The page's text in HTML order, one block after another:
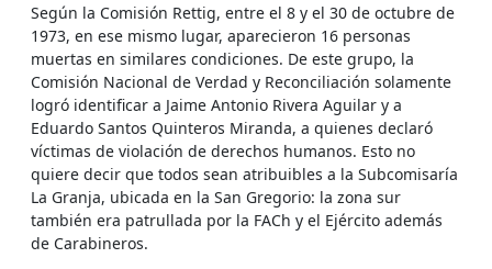
Según la Comisión Rettig, entre el 8 y el 30 de octubre de
1973, en ese mismo lugar, aparecieron 16 personas
muertas en similares condiciones. De este grupo, la
Comisión Nacional de Verdad y Reconciliación solamente
logró identificar a Jaime Antonio Rivera Aguilar y a
Eduardo Santos Quinteros Miranda, a quienes declaró
víctimas de violación de derechos humanos. Esto no
quiere decir que todos sean atribuibles a la Subcomisaría
La Granja, ubicada en la San Gregorio: la zona sur
también era patrullada por la FACh y el Ejército además
de Carabineros.